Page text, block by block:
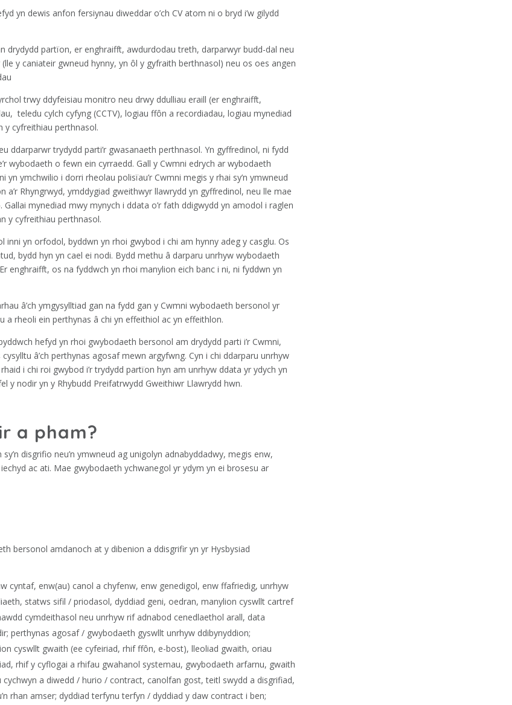
yn dewis anfon fersiynau diweddar o’ch CV atom ni o bryd i’w gilydd
drydydd partïon, er enghraifft, awdurdodau treth, darparwyr budd-dal neu
y caniateir gwneud hynny, yn ôl y gyfraith berthnasol) neu os oes angen
trwy ddyfeisiau monitro neu drwy ddulliau eraill (er enghraifft,
teledu cylch cyfyng (CCTV), logiau ffôn a recordiadau, logiau mynediad
y cyfreithiau perthnasol.
ddarparwr trydydd parti’r gwasanaeth perthnasol. Yn gyffredinol, ni fydd
wybodaeth o fewn ein cyrraedd. Gall y Cwmni edrych ar wybodaeth
ymchwilio i dorri rheolau polisïau’r Cwmni megis y rhai sy’n ymwneud
Rhyngrwyd, ymddygiad gweithwyr llawrydd yn gyffredinol, neu lle mae
mynediad mwy mynych i ddata o’r fath ddigwydd yn amodol i raglen
y cyfreithiau perthnasol.
yn orfodol, byddwn yn rhoi gwybod i chi am hynny adeg y casglu. Os
bydd hyn yn cael ei nodi. Bydd methu â darparu unrhyw wybodaeth
enghraifft, os na fyddwch yn rhoi manylion eich banc i ni, ni fyddwn yn
â’ch ymgysylltiad gan na fydd gan y Cwmni wybodaeth bersonol yr
a rheoli ein perthynas â chi yn effeithiol ac yn effeithlon.
hefyd yn rhoi gwybodaeth bersonol am drydydd parti i’r Cwmni,
â’ch perthynas agosaf mewn argyfwng. Cyn i chi ddarparu unrhyw
i chi roi gwybod i’r trydydd partïon hyn am unrhyw ddata yr ydych yn
y nodir yn y Rhybudd Preifatrwydd Gweithiwr Llawrydd hwn.
a pham?
disgrifio neu’n ymwneud ag unigolyn adnabyddadwy, megis enw,
ac ati. Mae gwybodaeth ychwanegol yr ydym yn ei brosesu ar
bersonol amdanoch at y dibenion a ddisgrifir yn yr Hysbysiad
cyntaf, enw(au) canol a chyfenw, enw genedigol, enw ffafriedig, unrhyw
statws sifil / priodasol, dyddiad geni, oedran, manylion cyswllt cartref
cymdeithasol neu unrhyw rif adnabod cenedlaethol arall, data
perthynas agosaf / gwybodaeth gyswllt unrhyw ddibynyddion;
cyswllt gwaith (ee cyfeiriad, rhif ffôn, e-bost), lleoliad gwaith, oriau
rhif y cyflogai a rhifau gwahanol systemau, gwybodaeth arfarnu, gwaith
a diwedd / hurio / contract, canolfan gost, teitl swydd a disgrifiad,
rhan amser; dyddiad terfynu terfyn / dyddiad y daw contract i ben;